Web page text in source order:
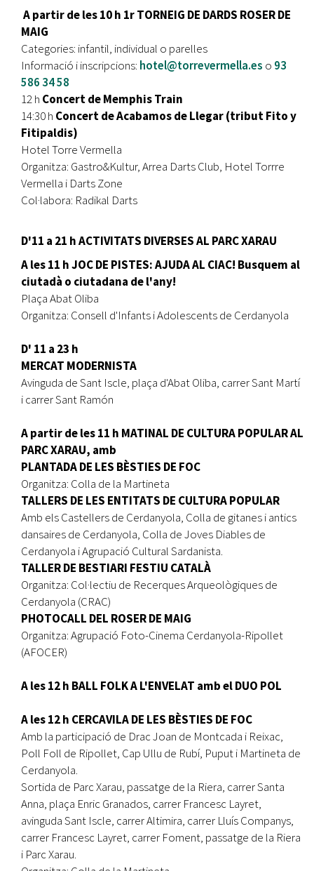
A partir de les 10 h 1r TORNEIG DE DARDS ROSER DE
MAIG
Categories: infantil, individual o parelles
Informació i inscripcions: hotel@torrevermella.es o 93
586 34 58
12 h Concert de Memphis Train
14:30 h Concert de Acabamos de Llegar (tribut Fito y
Fitipaldis)
Hotel Torre Vermella
Organitza: Gastro&Kultur, Arrea Darts Club, Hotel Torrre
Vermella i Darts Zone
Col·labora: Radikal Darts
D'11 a 21 h ACTIVITATS DIVERSES AL PARC XARAU
A les 11 h JOC DE PISTES: AJUDA AL CIAC! Busquem al
ciutadà o ciutadana de l'any!
Plaça Abat Oliba
Organitza: Consell d'Infants i Adolescents de Cerdanyola
D' 11 a 23 h
MERCAT MODERNISTA
Avinguda de Sant Iscle, plaça d'Abat Oliba, carrer Sant Martí
i carrer Sant Ramón
A partir de les 11 h MATINAL DE CULTURA POPULAR AL
PARC XARAU, amb
PLANTADA DE LES BÈSTIES DE FOC
Organitza: Colla de la Martineta
TALLERS DE LES ENTITATS DE CULTURA POPULAR
Amb els Castellers de Cerdanyola, Colla de gitanes i antics
dansaires de Cerdanyola, Colla de Joves Diables de
Cerdanyola i Agrupació Cultural Sardanista.
TALLER DE BESTIARI FESTIU CATALÀ
Organitza: Col·lectiu de Recerques Arqueològiques de
Cerdanyola (CRAC)
PHOTOCALL DEL ROSER DE MAIG
Organitza: Agrupació Foto-Cinema Cerdanyola-Ripollet
(AFOCER)
A les 12 h BALL FOLK A L'ENVELAT amb el DUO POL
A les 12 h CERCAVILA DE LES BÈSTIES DE FOC
Amb la participació de Drac Joan de Montcada i Reixac,
Poll Foll de Ripollet, Cap Ullu de Rubí, Puput i Martineta de
Cerdanyola.
Sortida de Parc Xarau, passatge de la Riera, carrer Santa
Anna, plaça Enric Granados, carrer Francesc Layret,
avinguda Sant Iscle, carrer Altimira, carrer Lluís Companys,
carrer Francesc Layret, carrer Foment, passatge de la Riera
i Parc Xarau.